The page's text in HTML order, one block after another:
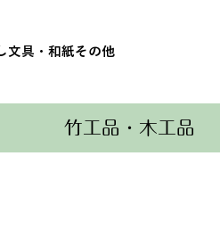
文具・和紙その他
竹工品・木工品